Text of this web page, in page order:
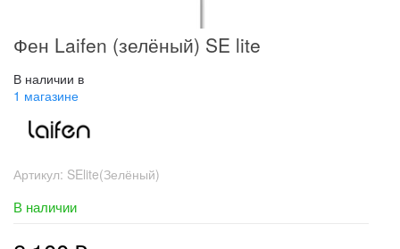
Фен Laifen (зелёный) SE lite
В наличии в
1 магазине
Артикул: SElite(Зелёный)
В наличии